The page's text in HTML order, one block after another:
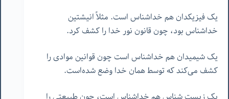
یک فیزیکدان هم خداشناس است. مثلاً انیشتین
خداشناس بود، چون قانون نور خدا را کشف کرد.
یک شیمیدان هم خداشناس است چون قوانین موادی را
کشف می‌کند که توسط همان خدا وضع شده‌است.